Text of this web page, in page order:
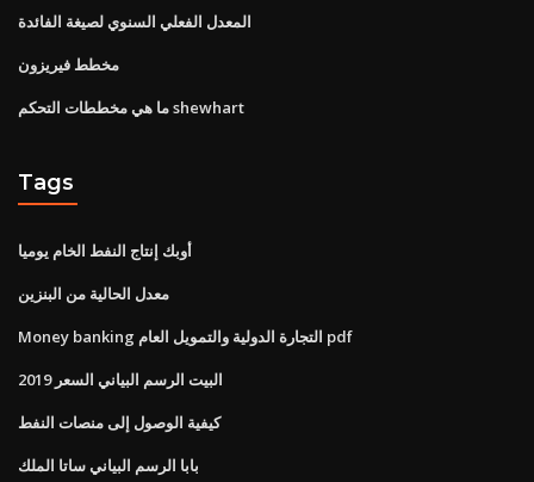
المعدل الفعلي السنوي لصيغة الفائدة
مخطط فيريزون
ما هي مخططات التحكم shewhart
Tags
أوبك إنتاج النفط الخام يوميا
معدل الحالية من البنزين
Money banking التجارة الدولية والتمويل العام pdf
البيت الرسم البياني السعر 2019
كيفية الوصول إلى منصات النفط
بابا الرسم البياني ساتا الملك